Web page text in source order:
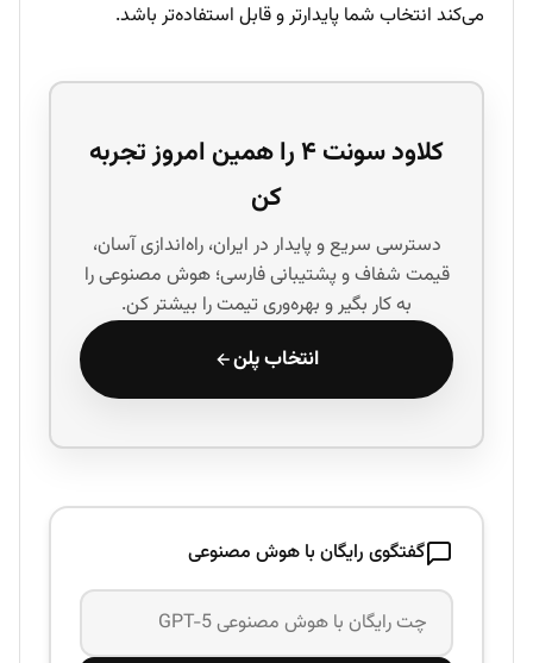
می‌کند انتخاب شما پایدارتر و قابل استفاده‌تر باشد.
کلاود سونت ۴ را همین امروز تجربه
کن
دسترسی سریع و پایدار در ایران، راه‌اندازی آسان،
قیمت شفاف و پشتیبانی فارسی؛ هوش مصنوعی را
به کار بگیر و بهره‌وری تیمت را بیشتر کن.
انتخاب پلن
گفتگوی رایگان با هوش مصنوعی